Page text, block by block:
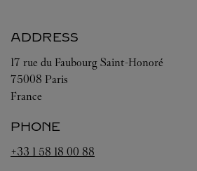
ADDRESS
17 rue du Faubourg Saint-Honoré
75008 Paris
France
PHONE
+33 1 58 18 00 88